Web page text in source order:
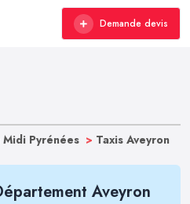
Demande devis
Midi Pyrénées > Taxis Aveyron
Aveyron